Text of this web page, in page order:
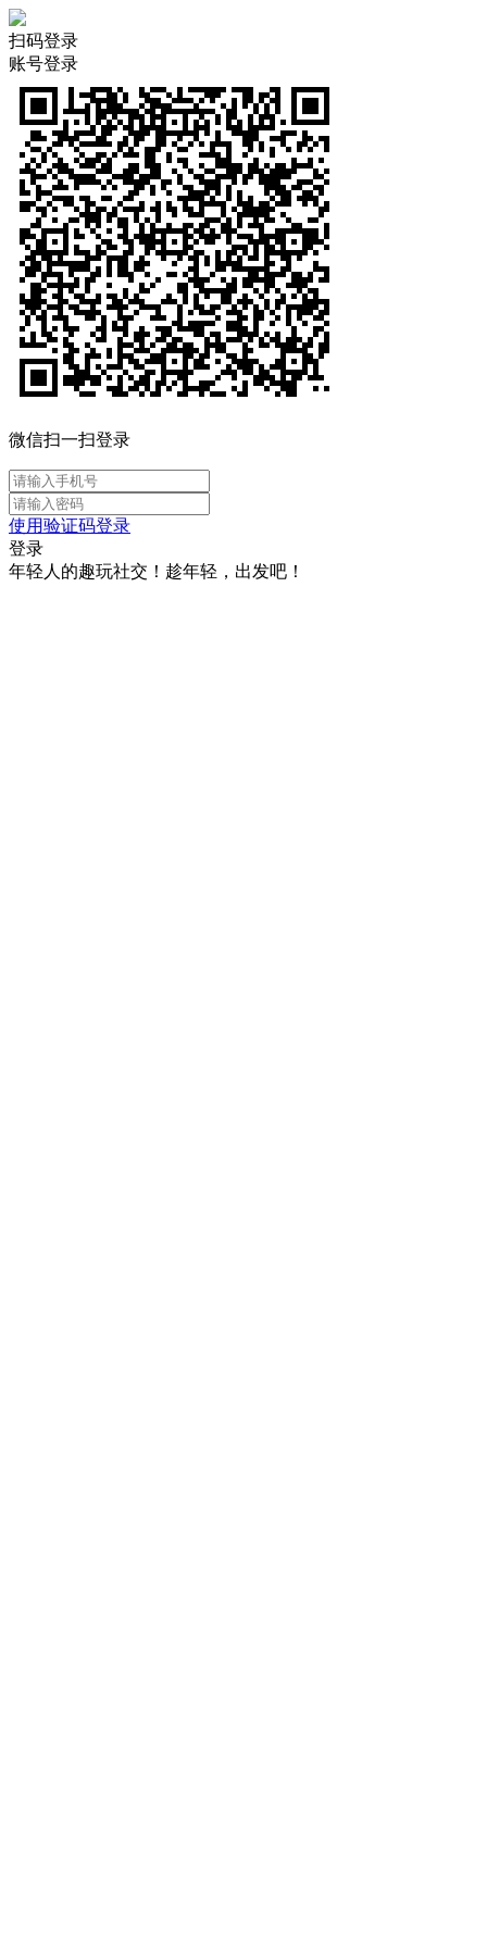
扫码登录
账号登录
微信扫一扫登录
使用验证码登录
登录
年轻人的趣玩社交！趁年轻，出发吧！